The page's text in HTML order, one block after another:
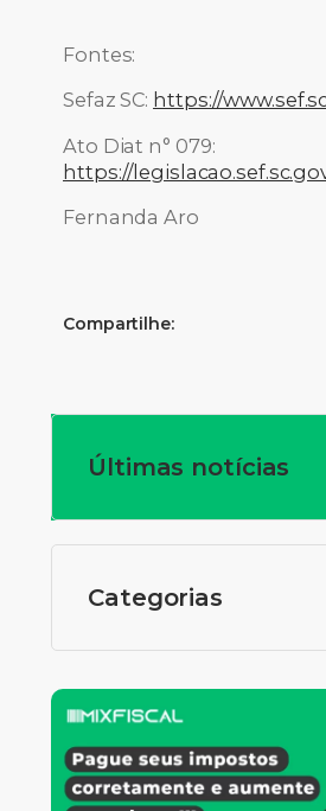
Fontes:
Sefaz SC: https://
Ato Diat n° 079:
https://
Fernanda Aro
Compartilhe:
Últimas notícias
Categorias